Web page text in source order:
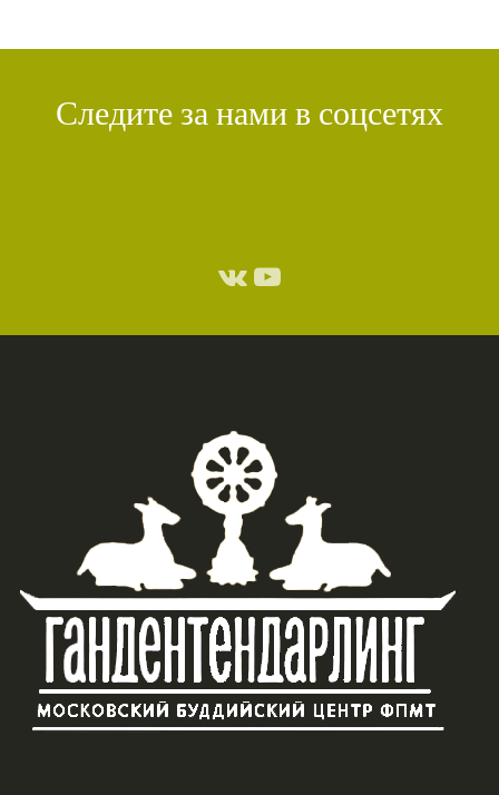
Следите за нами в соцсетях